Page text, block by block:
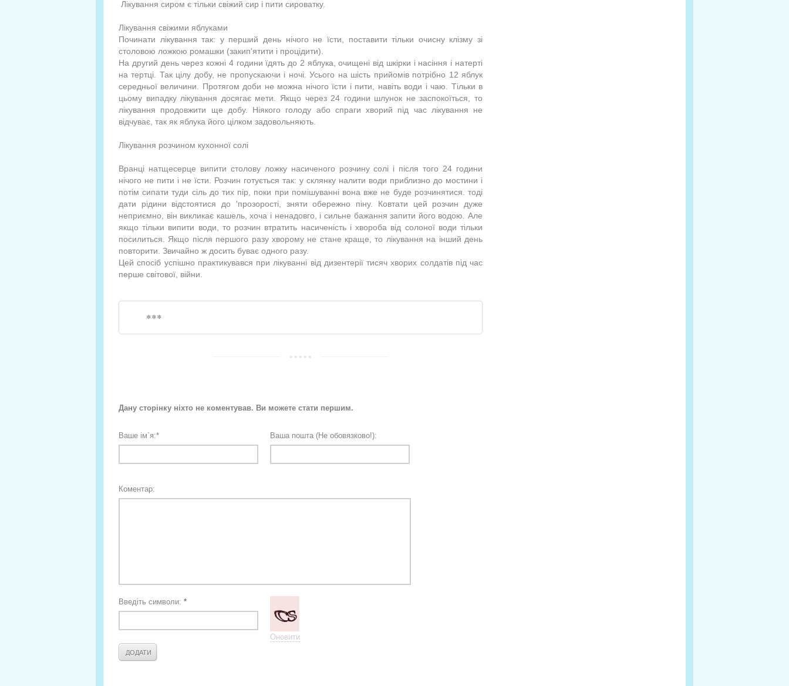
Лікування сиром є тільки свіжий сир і пити сироватку.
Лікування свіжими яблуками
Починати лікування так: у перший день нічого не їсти, поставити тільки очисну клізму зі
столовою ложкою ромашки (закип'ятити і процідити).
На другий день через кожні 4 години їдять до 2 яблука, очищені від шкірки і насіння і натерті
на тертці. Так цілу добу, не пропускаючи і ночі. Усього на шість прийомів потрібно 12 яблук
середньої величини. Протягом доби не можна нічого їсти і пити, навіть води і чаю. Тільки в
цьому випадку лікування досягає мети. Якщо через 24 години шлунок не заспокоїться, то
лікування продовжити ще добу. Ніякого голоду або спраги хворий під час лікування не
відчуває, так як яблука його цілком задовольняють.
Лікування розчином кухонної солі
Вранці натщесерце випити столову ложку насиченого розчину солі і після того 24 години
нічого не пити і не їсти. Розчин готується так: у склянку налити води приблизно до мостини і
потім сипати туди сіль до тих пір, поки при помішуванні вона вже не буде розчинятися. тоді
дати рідини відстоятися до 'прозорості, зняти обережно піну. Ковтати цей розчин дуже
неприємно, він викликає кашель, хоча і ненадовго, і сильне бажання запити його водою. Але
якщо тільки випити води, то розчин втратить насиченість і хвороба від солоної води тільки
посилиться. Якщо після першого разу хворому не стане краще, то лікування на інший день
повторити. Звичайно ж досить буває одного разу.
Цей спосіб успішно практикувався при лікуванні від дизентерії тисяч хворих солдатів під час
перше світової, війни.
***
Дану сторінку ніхто не коментував. Ви можете стати першим.
Ваше ім`я:* Ваша пошта (Не обовязково!):
Коментар:
Введіть символи: *
Оновити